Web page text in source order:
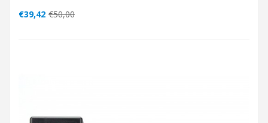
€39,42 €50,00